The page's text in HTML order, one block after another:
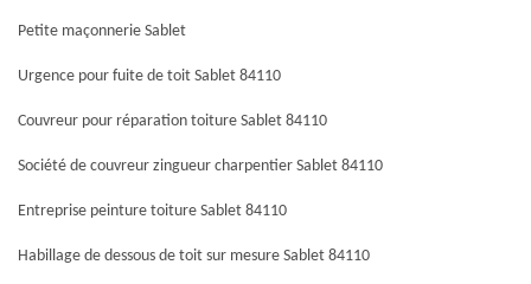
Petite maçonnerie Sablet
Urgence pour fuite de toit Sablet 84110
Couvreur pour réparation toiture Sablet 84110
Société de couvreur zingueur charpentier Sablet 84110
Entreprise peinture toiture Sablet 84110
Habillage de dessous de toit sur mesure Sablet 84110